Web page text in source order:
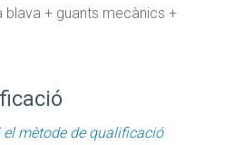
mètode de qualificació